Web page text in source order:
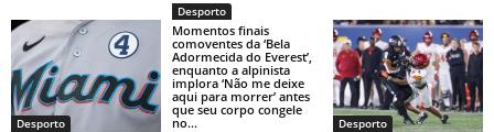
Desporto
Desporto
Momentos finais
comoventes da ‘Bela
Adormecida do Everest’,
enquanto a alpinista
implora ‘Não me deixe
aqui para morrer’ antes
que seu corpo congele
no...
Desporto